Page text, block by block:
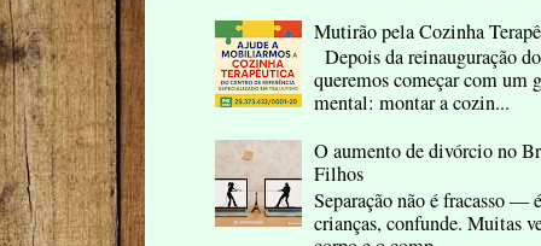
Mutirão pela Cozinha
Depois da reinauguração
queremos começar com um
mental: montar a cozin...
O aumento de divórcio no
Filhos
Separação não é fracasso —
crianças, confunde. Muitas